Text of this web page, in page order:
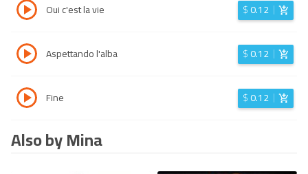
Oui c'est la vie $0.12
Aspettando l'alba $0.12
Fine $0.12
Also by Mina